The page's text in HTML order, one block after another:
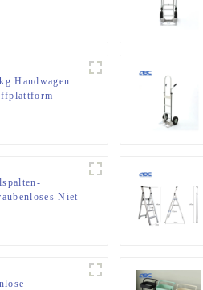
Handwagen
Niet-